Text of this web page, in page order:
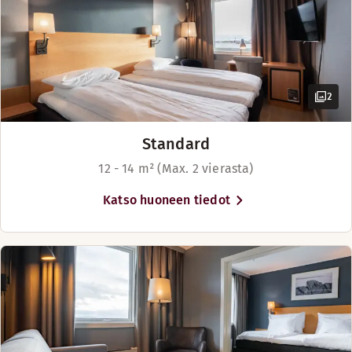
2
Standard
12 - 14 m² (Max. 2 vierasta)
Katso huoneen tiedot
kaupungin kulttuurielämään,
suosittelemme käyntiä jazz-,
Varanger- tai
kuningasrapufestivaalin
aikaan. Vesisaaren
lentoasemalle on vain
muutaman minuutin matka.